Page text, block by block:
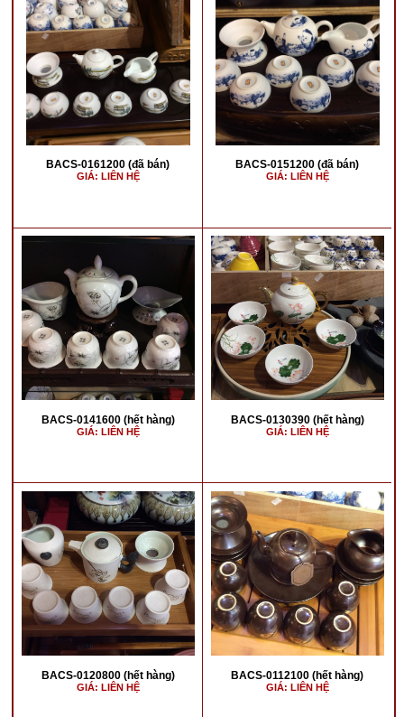
BACS-0161200 (đã bán)
GIÁ: LIÊN HỆ
BACS-0151200 (đã bán)
GIÁ: LIÊN HỆ
BACS-0141600 (hết hàng)
GIÁ: LIÊN HỆ
BACS-0130390 (hết hàng)
GIÁ: LIÊN HỆ
BACS-0120800 (hết hàng)
GIÁ: LIÊN HỆ
BACS-0112100 (hết hàng)
GIÁ: LIÊN HỆ